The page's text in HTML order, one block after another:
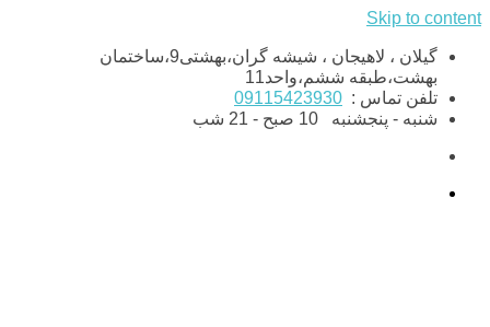
Skip to content
گیلان ، لاهیجان ، شیشه گران،بهشتی9،ساختمان
بهشت،طبقه ششم،واحد11
تلفن تماس : 09115423930
شنبه - پنجشنبه